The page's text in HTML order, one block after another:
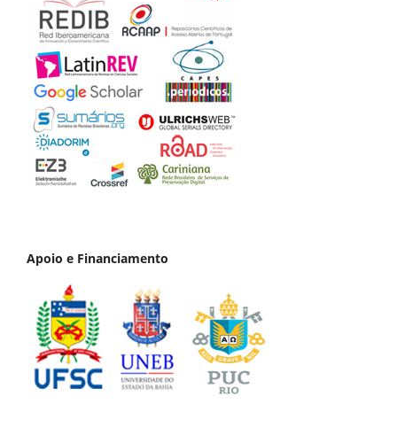
Apoio e Financiamento